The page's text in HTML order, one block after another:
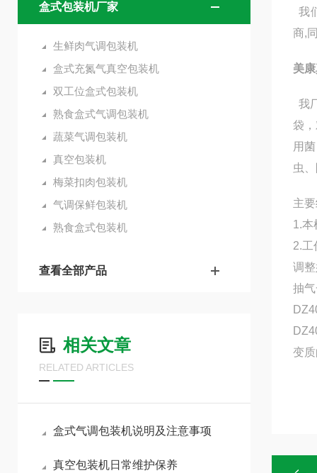
盒式包装机厂家
生鲜肉气调包装机
盒式充氮气真空包装机
双工位盒式包装机
熟食盒式气调包装机
蔬菜气调包装机
真空包装机
梅菜扣肉包装机
气调保鲜包装机
熟食盒式包装机
查看全部产品
相关文章
RELATED ARTICLES
盒式气调包装机说明及注意事项
真空包装机日常维护保养
我
商,
美
我
袋
用
虫
主
1.本
2.工
调
抽
变